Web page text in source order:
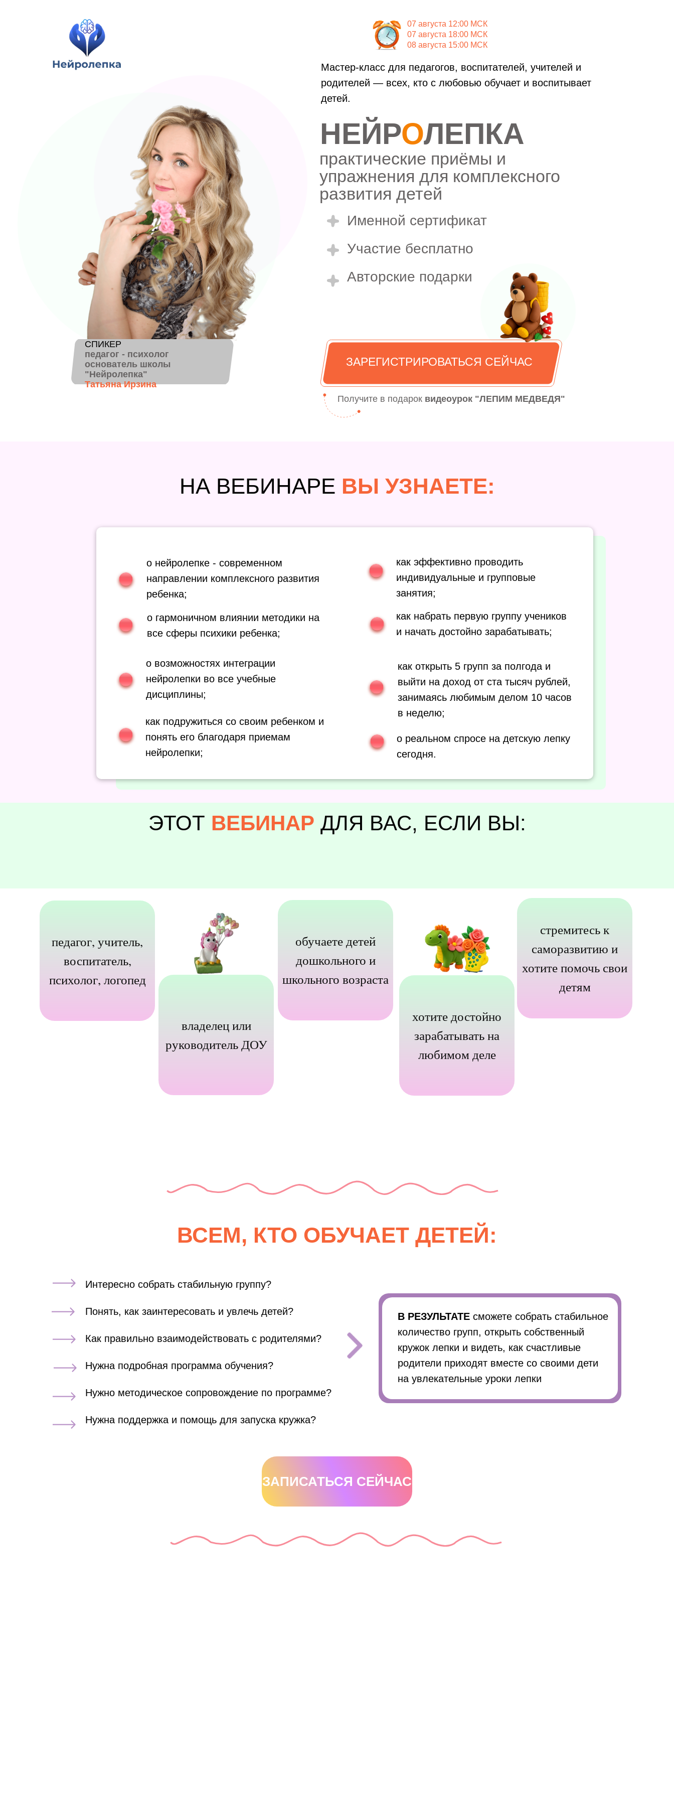
07 августа 12:00 МСК
07 августа 18:00 МСК
08 августа 15:00 МСК
Мастер-класс для педагогов, воспитателей, учителей и
родителей — всех, кто с любовью обучает и воспитывает
детей.
практические приёмы и
упражнения для комплексного
развития детей
Получите в подарок видеоурок "ЛЕПИМ МЕДВЕДЯ"
НЕЙРОЛЕПКА
Именной сертификат
Участие бесплатно
Авторские подарки
СПИКЕР
педагог - психолог
основатель школы
"Нейролепка"
Татьяна Ирзина
ЗАРЕГИСТРИРОВАТЬСЯ СЕЙЧАС
НА ВЕБИНАРЕ ВЫ УЗНАЕТЕ:
о нейролепке - современном
направлении комплексного развития
ребенка;
как открыть 5 групп за полгода и
выйти на доход от ста тысяч рублей,
занимаясь любимым делом 10 часов
в неделю;
о гармоничном влиянии методики на
все сферы психики ребенка;
как подружиться со своим ребенком и
понять его благодаря приемам
нейролепки;
как эффективно проводить
индивидуальные и групповые
занятия;
о реальном спросе на детскую лепку
сегодня.
о возможностях интеграции
нейролепки во все учебные
дисциплины;
как набрать первую группу учеников
и начать достойно зарабатывать;
ЭТОТ ВЕБИНАР ДЛЯ ВАС, ЕСЛИ ВЫ:
педагог, учитель,
воспитатель,
психолог, логопед
владелец или
руководитель ДОУ
обучаете детей
дошкольного и
школьного возраста
хотите достойно
зарабатывать на
любимом деле
стремитесь к
саморазвитию и
хотите помочь свои
детям
ЗАПИСАТЬСЯ СЕЙЧАС
ВСЕМ, КТО ОБУЧАЕТ ДЕТЕЙ:
В РЕЗУЛЬТАТЕ сможете собрать стабильное
количество групп, открыть собственный
кружок лепки и видеть, как счастливые
родители приходят вместе со своими дети
на увлекательные уроки лепки
Интересно собрать стабильную группу?
Понять, как заинтересовать и увлечь детей?
Как правильно взаимодействовать с родителями?
Нужна подробная программа обучения?
Нужно методическое сопровождение по программе?
Нужна поддержка и помощь для запуска кружка?